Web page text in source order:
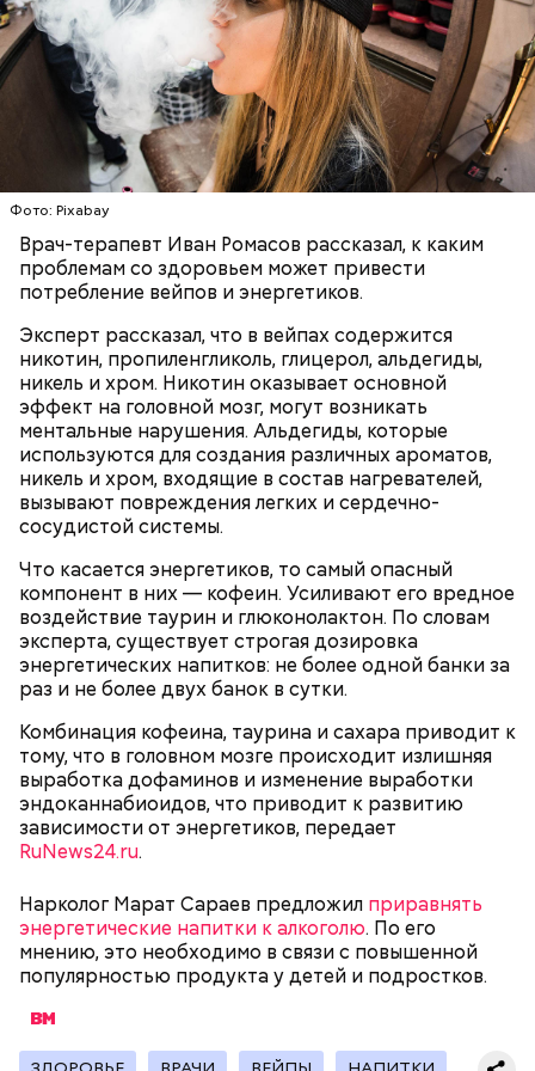
Фото: Pixabay
Врач-терапевт Иван Ромасов рассказал, к каким
проблемам со здоровьем может привести
потребление вейпов и энергетиков.
Эксперт рассказал, что в вейпах содержится
никотин, пропиленгликоль, глицерол, альдегиды,
никель и хром. Никотин оказывает основной
эффект на головной мозг, могут возникать
ментальные нарушения. Альдегиды, которые
используются для создания различных ароматов,
никель и хром, входящие в состав нагревателей,
вызывают повреждения легких и сердечно-
сосудистой системы.
Что касается энергетиков, то самый опасный
компонент в них — кофеин. Усиливают его вредное
воздействие таурин и глюконолактон. По словам
эксперта, существует строгая дозировка
энергетических напитков: не более одной банки за
раз и не более двух банок в сутки.
Комбинация кофеина, таурина и сахара приводит к
тому, что в головном мозге происходит излишняя
выработка дофаминов и изменение выработки
эндоканнабиоидов, что приводит к развитию
зависимости от энергетиков, передает
RuNews24.ru.
Нарколог Марат Сараев предложил приравнять
энергетические напитки к алкоголю. По его
мнению, это необходимо в связи с повышенной
популярностью продукта у детей и подростков.
Однако диетолог предупредила: не для всех дыня
может быть полезна. В первую очередь ее стоит
есть с осторожностью людям:
с сахарным диабетом;
лишним весом.
— Наиболее распространенные борщ, щи, котлеты,
салаты, лаваш с творогом и сыром, пироги, омлет,
запеканка. Щавеля там везде используется
немного, поэтому никакого вреда от него не будет.
лучше. Потому что это исключает вероятность
Вовсю идет и сезон черешни. «Вечерняя Москва»
узнала у врача — эндокринолога-диетолога
Натальи Лазуренко,как правильно есть эту ягодус
пользой для здоровья.